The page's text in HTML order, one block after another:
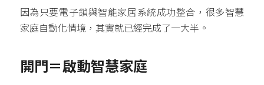
因為只要電子鎖與智能家居系統成功整合，很多智慧
家庭自動化情境，其實就已經完成了一大半。
開門＝啟動智慧家庭